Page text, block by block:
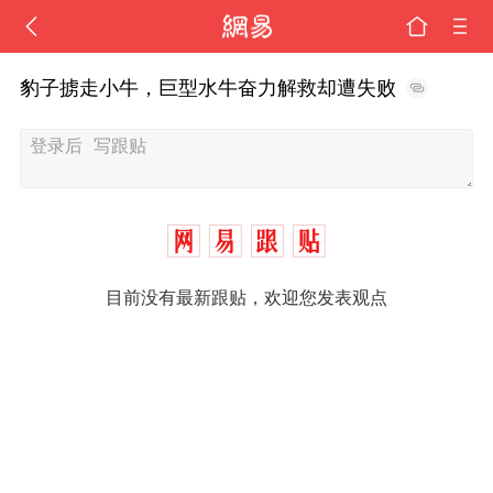
豹子掳走小牛，巨型水牛奋力解救却遭失败
目前没有最新跟贴，欢迎您发表观点